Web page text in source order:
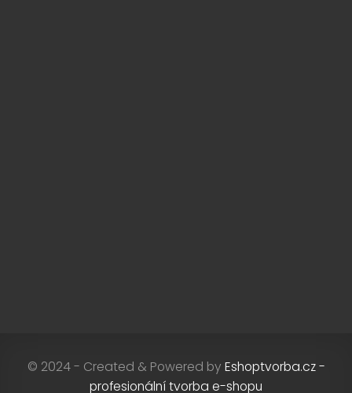
© 2024 - Created & Powered by Eshoptvorba.cz -
profesionální tvorba e-shopu